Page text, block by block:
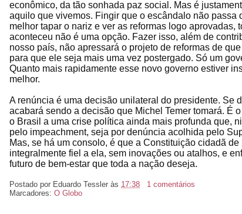
econômico, da tão sonhada paz social. Mas é
aquilo que vivemos. Fingir que o escândalo não
melhor tapar o nariz e ver as reformas logo
aconteceu não é uma opção. Fazer isso, além de
nosso país, não apressará o projeto de reformas de
para que ele seja mais uma vez postergado. Só um
Quanto mais rapidamente esse novo governo estiver
melhor.
A renúncia é uma decisão unilateral do presidente. Se
acabará sendo a decisão que Michel Temer tomará. É
o Brasil a uma crise política ainda mais profunda que,
pelo impeachment, seja por denúncia acolhida pelo
Mas, se há um consolo, é que a Constituição cidadã
integralmente fiel a ela, sem inovações ou atalhos, e
futuro de bem-estar que toda a nação deseja.
Postado por Eduardo Tessler às 17:38
1 comentários
Marcadores: O Globo